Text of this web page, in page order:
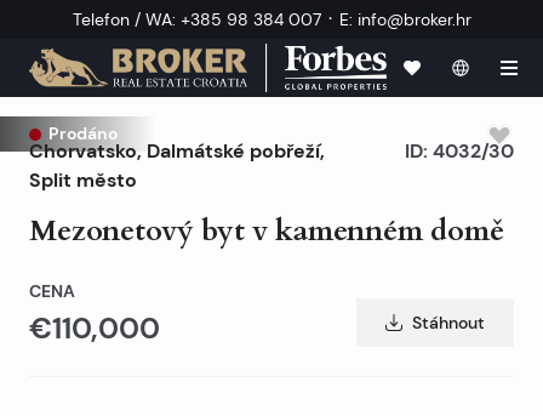
Telefon / WA: +385 98 384 007 · E: info@broker.hr
Prodáno
Chorvatsko, Dalmátské pobřeží,
Split město
Mezonetový byt v kamenném domě
ID: 4032/30
CENA
€110,000 Stáhnout